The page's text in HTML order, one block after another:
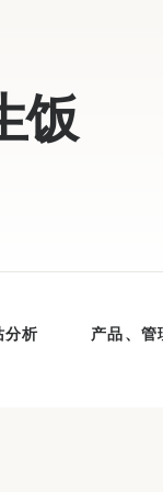
饭
分析 产品、管